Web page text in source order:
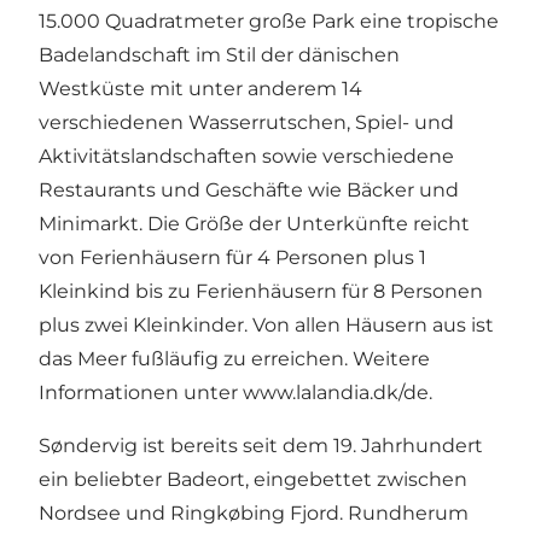
15.000 Quadratmeter große Park eine tropische
Badelandschaft im Stil der dänischen
Westküste mit unter anderem 14
verschiedenen Wasserrutschen, Spiel- und
Aktivitätslandschaften sowie verschiedene
Restaurants und Geschäfte wie Bäcker und
Minimarkt. Die Größe der Unterkünfte reicht
von Ferienhäusern für 4 Personen plus 1
Kleinkind bis zu Ferienhäusern für 8 Personen
plus zwei Kleinkinder. Von allen Häusern aus ist
das Meer fußläufig zu erreichen. Weitere
Informationen unter www.lalandia.dk/de.
Søndervig ist bereits seit dem 19. Jahrhundert
ein beliebter Badeort, eingebettet zwischen
Nordsee und Ringkøbing Fjord. Rundherum